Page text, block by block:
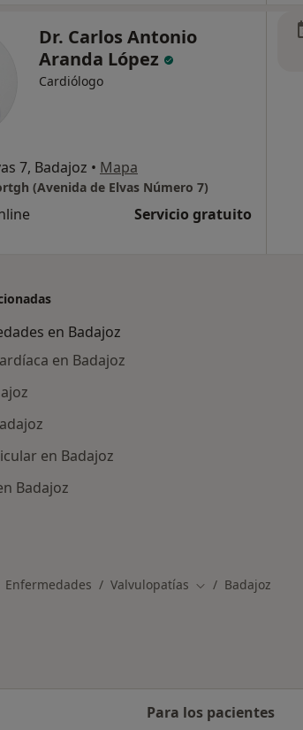
Dr. Carlos Antonio
Aranda López
Cardiólogo
7, Badajoz • Mapa
(Avenida de Elvas Número 7)
Servicio gratuito
en Badajoz
en Badajoz
en Badajoz
Badajoz
Enfermedades Valvulopatías Cambiar de ciudad
Badajoz
Para los pacientes